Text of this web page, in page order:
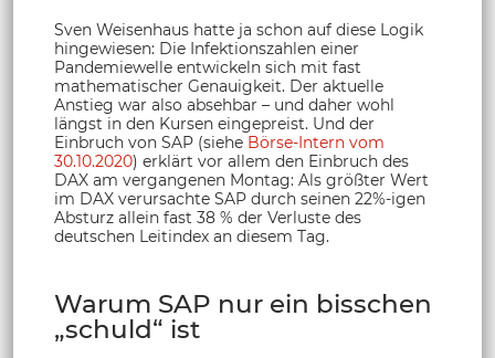
Sven Weisenhaus hatte ja schon auf diese Logik
hingewiesen: Die Infektionszahlen einer
Pandemiewelle entwickeln sich mit fast
mathematischer Genauigkeit. Der aktuelle
Anstieg war also absehbar – und daher wohl
längst in den Kursen eingepreist. Und der
Einbruch von SAP (siehe Börse-Intern vom
30.10.2020) erklärt vor allem den Einbruch des
DAX am vergangenen Montag: Als größter Wert
im DAX verursachte SAP durch seinen 22%-igen
Absturz allein fast 38 % der Verluste des
deutschen Leitindex an diesem Tag.
Warum SAP nur ein bisschen
„schuld“ ist